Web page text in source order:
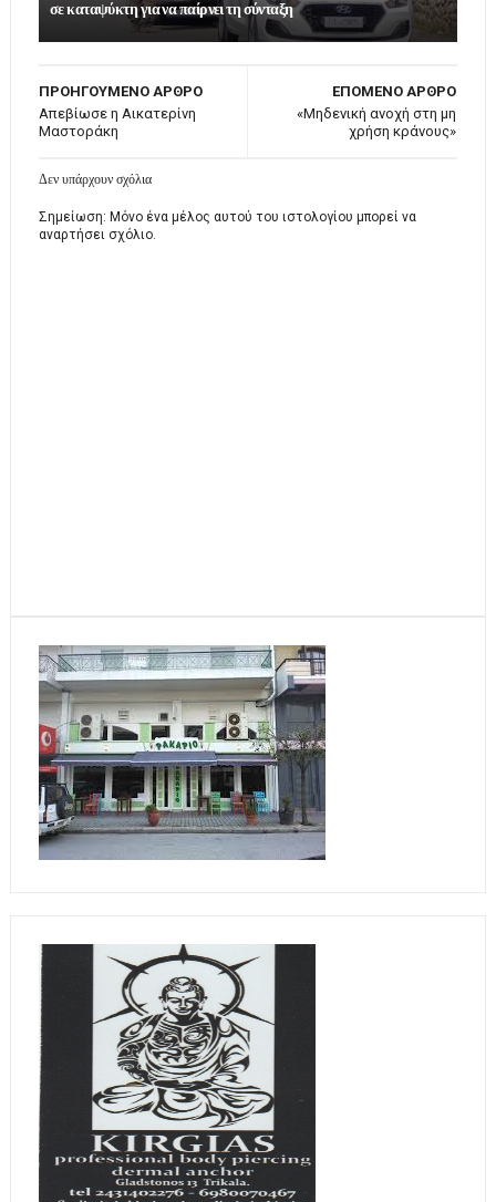
σε καταψύκτη για να παίρνει τη σύνταξη
ΕΠΟΜΕΝΟ ΑΡΘΡΟ
«Μηδενική ανοχή στη μη
χρήση κράνους»
ΠΡΟΗΓΟΥΜΕΝΟ ΑΡΘΡΟ
Απεβίωσε η Αικατερίνη
Μαστοράκη
Δεν υπάρχουν σχόλια
Σημείωση: Μόνο ένα μέλος αυτού του ιστολογίου μπορεί να
αναρτήσει σχόλιο.